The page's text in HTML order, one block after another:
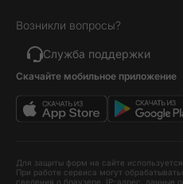
Товары дня
Выгодные комплекты
Хиты продаж
Уценка
Возникли вопросы?
Служба поддержки
Скачайте мобильное приложение
Для защиты форм на сайте используется
При работе сервиса могут
сведения о браузере, IP-адрес, данные